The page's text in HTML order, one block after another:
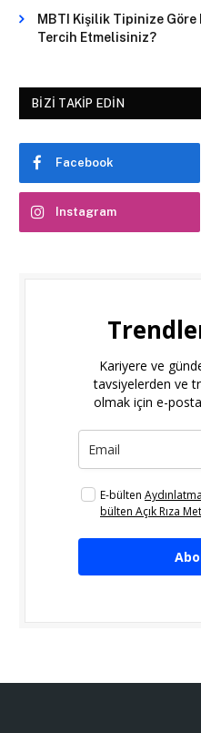
MBTI Kişilik Tipinize Göre
Tercih Etmelisiniz?
BIZI TAKIP EDIN
Facebook
Instagram
Kariyere ve
tavsiyelerden ve
olmak için e-
E-bülten
bülten Açık Rıza